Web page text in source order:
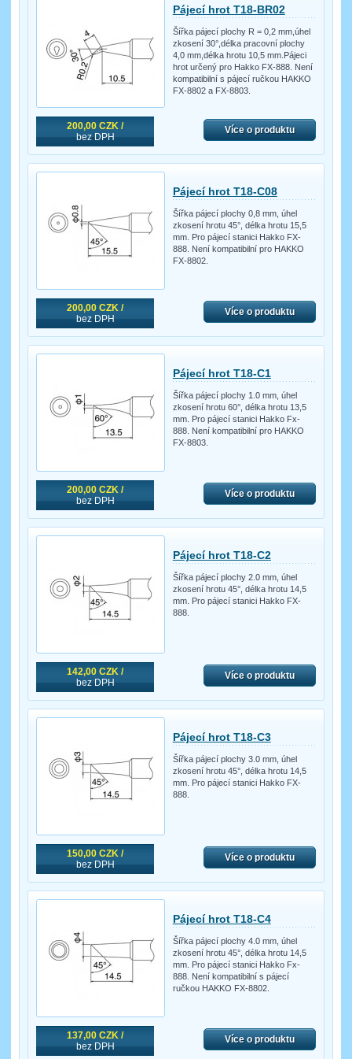
200,00 CZK /
bez DPH
Pájecí hrot T18-BR02
Šířka pájecí plochy R = 0,2 mm,úhel
zkosení 30°,délka pracovní plochy
4,0 mm,délka hrotu 10,5 mm.Pájeci
hrot určený pro Hakko FX-888. Není
kompatibilní s pájecí ručkou HAKKO
FX-8802 a FX-8803.
Více o produktu
200,00 CZK /
bez DPH
Pájecí hrot T18-C08
Šířka pájecí plochy 0,8 mm, úhel
zkosení hrotu 45°, délka hrotu 15,5
mm. Pro pájecí stanici Hakko FX-
888. Není kompatibilní pro HAKKO
FX-8802.
Více o produktu
200,00 CZK /
bez DPH
Pájecí hrot T18-C1
Šířka pájecí plochy 1.0 mm, úhel
zkosení hrotu 60°, délka hrotu 13,5
mm. Pro pájecí stanici Hakko Fx-
888. Není kompatibilní pro HAKKO
FX-8803.
Více o produktu
142,00 CZK /
bez DPH
Pájecí hrot T18-C2
Šířka pájecí plochy 2.0 mm, úhel
zkosení hrotu 45°, délka hrotu 14,5
mm. Pro pájecí stanici Hakko FX-
888.
Více o produktu
150,00 CZK /
bez DPH
Pájecí hrot T18-C3
Šířka pájecí plochy 3.0 mm, úhel
zkosení hrotu 45°, délka hrotu 14,5
mm. Pro pájecí stanici Hakko FX-
888.
Více o produktu
137,00 CZK /
bez DPH
Pájecí hrot T18-C4
Šířka pájecí plochy 4.0 mm, úhel
zkosení hrotu 45°, délka hrotu 14,5
mm. Pro pájecí stanici Hakko Fx-
888. Není kompatibilní s pájecí
ručkou HAKKO FX-8802.
Více o produktu